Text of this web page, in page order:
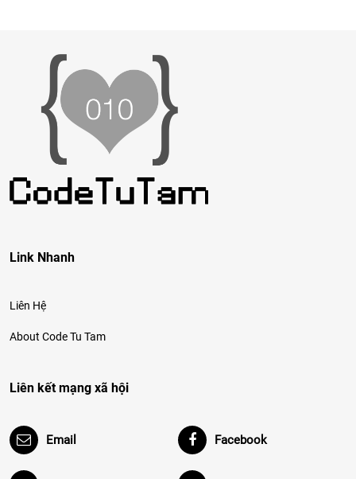
Link Nhanh
Liên Hệ
About Code Tu Tam
Liên kết mạng xã hội
Email Facebook